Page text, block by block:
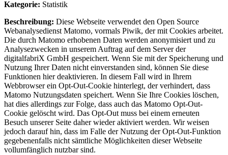
Kategorie: Statistik
Beschreibung: Diese Webseite verwendet den Open Source
Webanalysedienst Matomo, vormals Piwik, der mit Cookies arbeitet.
Die durch Matomo erhobenen Daten werden anonymisiert und zu
Analysezwecken in unserem Auftrag auf dem Server der
digitalfabriX GmbH gespeichert. Wenn Sie mit der Speicherung und
Nutzung Ihrer Daten nicht einverstanden sind, können Sie diese
Funktionen hier deaktivieren. In diesem Fall wird in Ihrem
Webbrowser ein Opt-Out-Cookie hinterlegt, der verhindert, dass
Matomo Nutzungsdaten speichert. Wenn Sie Ihre Cookies löschen,
hat dies allerdings zur Folge, dass auch das Matomo Opt-Out-
Cookie gelöscht wird. Das Opt-Out muss bei einem erneuten
Besuch unserer Seite daher wieder aktiviert werden. Wir weisen
jedoch darauf hin, dass im Falle der Nutzung der Opt-Out-Funktion
gegebenenfalls nicht sämtliche Möglichkeiten dieser Webseite
vollumfänglich nutzbar sind.